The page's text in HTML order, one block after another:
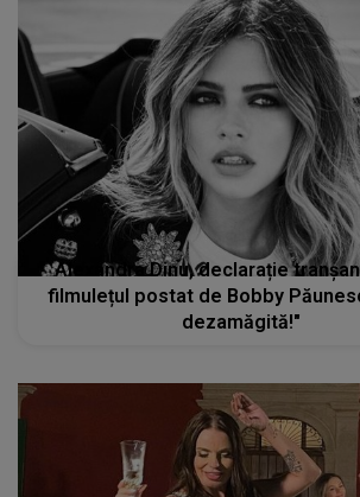
Alexandra Dinu, declarație
filmulețul postat de Bobby
dezamăgită!"